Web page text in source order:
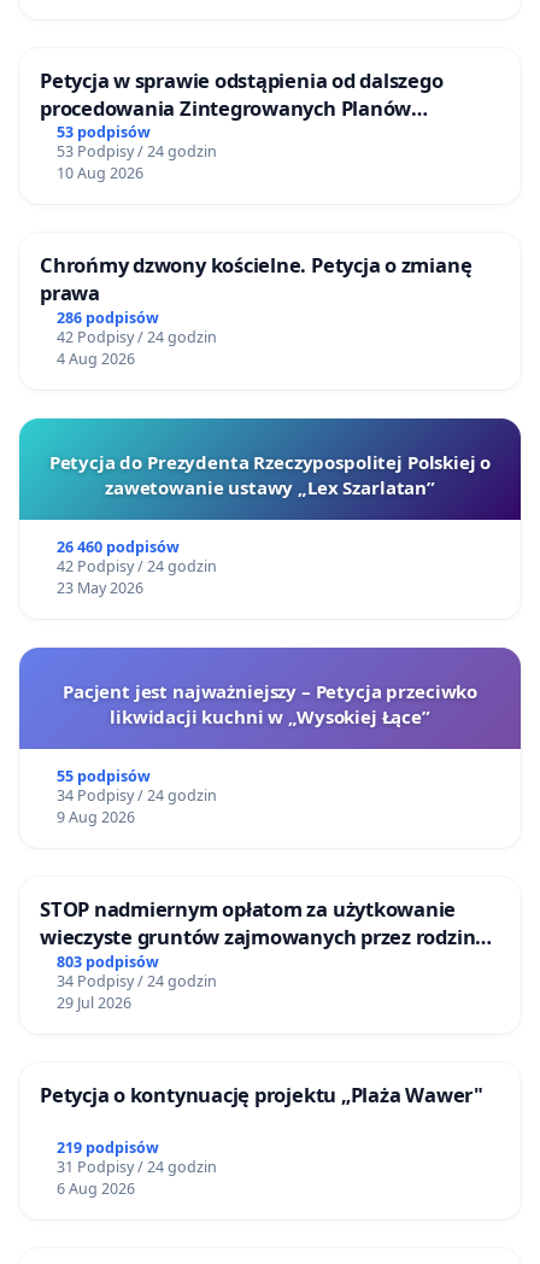
Petycja w sprawie odstąpienia od dalszego
procedowania Zintegrowanych Planów
Inwestycyjnych „Myślenice – Barnasiówka” oraz
„Myślenice – Bukówka”
53 podpisów
53 Podpisy / 24 godzin
10 Aug 2026
Chrońmy dzwony kościelne. Petycja o zmianę
prawa
286 podpisów
42 Podpisy / 24 godzin
4 Aug 2026
Petycja do Prezydenta Rzeczypospolitej Polskiej o
zawetowanie ustawy „Lex Szarlatan”
26 460 podpisów
42 Podpisy / 24 godzin
23 May 2026
Pacjent jest najważniejszy – Petycja przeciwko
likwidacji kuchni w „Wysokiej Łące”
55 podpisów
34 Podpisy / 24 godzin
9 Aug 2026
STOP nadmiernym opłatom za użytkowanie
wieczyste gruntów zajmowanych przez rodzinne
ogrody działkowe.
803 podpisów
34 Podpisy / 24 godzin
29 Jul 2026
Petycja o kontynuację projektu „Plaża Wawer"
219 podpisów
31 Podpisy / 24 godzin
6 Aug 2026